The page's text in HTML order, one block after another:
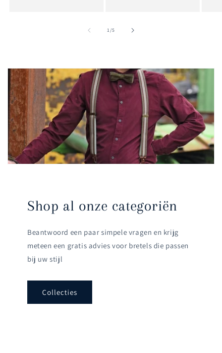
1/van
5
Shop al onze categoriën
Beantwoord een paar simpele vragen en krijg
meteen een gratis advies voor bretels die passen
bij uw stijl
Collecties